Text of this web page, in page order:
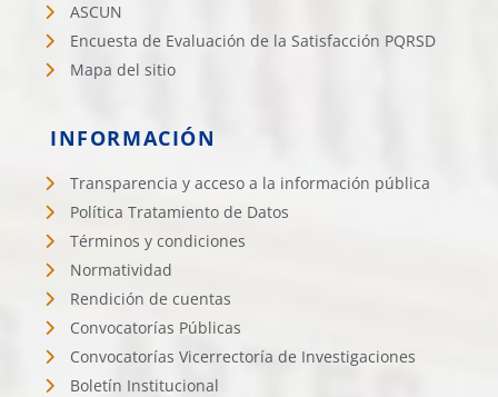
ASCUN
Encuesta de Evaluación de la Satisfacción PQRSD
Mapa del sitio
INFORMACIÓN
Transparencia y acceso a la información pública
Política Tratamiento de Datos
Términos y condiciones
Normatividad
Rendición de cuentas
Convocatorías Públicas
Convocatorías Vicerrectoría de Investigaciones
Boletín Institucional